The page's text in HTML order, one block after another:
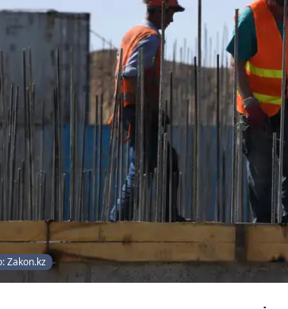
Zakon.kz